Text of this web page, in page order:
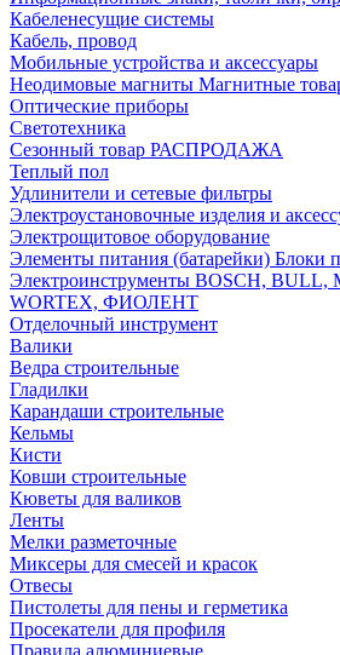
Кабеленесущие системы
Кабель, провод
Мобильные устройства и аксессуары
Неодимовые магниты Магнитные
Оптические приборы
Светотехника
Сезонный товар РАСПРОДАЖА
Теплый пол
Удлинители и сетевые фильтры
Электроустановочные изделия и
Электрощитовое оборудование
Элементы питания (батарейки) Блоки
Электроинструменты BOSCH,
WORTEX, ФИОЛЕНТ
Отделочный инструмент
Валики
Ведра строительные
Гладилки
Карандаши строительные
Кельмы
Кисти
Ковши строительные
Кюветы для валиков
Ленты
Мелки разметочные
Миксеры для смесей и красок
Отвесы
Пистолеты для пены и герметика
Просекатели для профиля
Правила алюминиевые